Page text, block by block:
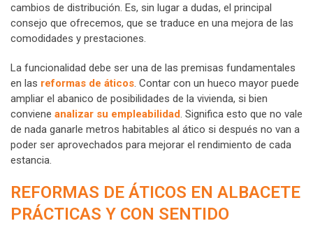
cambios de distribución. Es, sin lugar a dudas, el principal
consejo que ofrecemos, que se traduce en una mejora de las
comodidades y prestaciones.
La funcionalidad debe ser una de las premisas fundamentales
en las reformas de áticos. Contar con un hueco mayor puede
ampliar el abanico de posibilidades de la vivienda, si bien
conviene analizar su empleabilidad. Significa esto que no vale
de nada ganarle metros habitables al ático si después no van a
poder ser aprovechados para mejorar el rendimiento de cada
estancia.
REFORMAS DE ÁTICOS EN ALBACETE
PRÁCTICAS Y CON SENTIDO